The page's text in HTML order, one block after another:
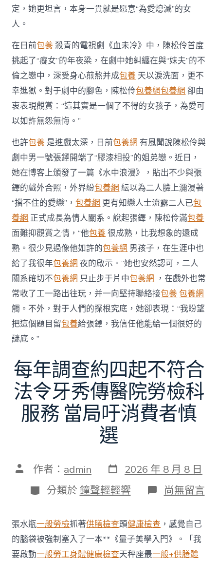
定，她更坦言，本身一貫就是愿意“為愛熄滅”的女
人。
在日前包養 殺青的電視劇《血未冷》中，陳松伶首度
挑起了“癡女”的年夜梁，在劇中她糾纏在與“妹夫”的不
倫之戀中，深受身心煎熬并成包養 天以淚洗面，更不
幸進獄。對于劇中的腳色，陳松伶包養網包養網 卻由
衷表現觀賞：“這其實是一個了不得的女孩子，為愛可
以如許無怨無悔。”
也許包養 是進戲太深，日前包養網 有風聞說陳松伶與
劇中男一號張鐸開端了“膠漆相投”的姐弟戀。近日，
她在博客上頒發了一篇《水中浪漫》，貼出不少與張
鐸的戲外合照，外界紛包養網 紜以為二人臉上瀰漫著
“擋不住的愛戀”，包養網 更有知戀人士流露二人已包
養網 正式成長為情人關系。說起張鐸，陳松伶滿包養
面難抑觀賞之情，“他包養 很成熟，比我想象的還成
熟。很少見過像他如許的包養網 男孩子，在生涯中也
給了我很年包養網 夜的啟示。”她也安然認可，二人
關系確切不包養網 只止步于片中包養網 ，在戲外也常
常收了工一路出往玩，并一向堅持聯絡接包養 包養網
觸。不外，對于人們的探根究底，她卻表現：“我盼望
把這個題目留包養給張鐸，我信任他能給一個很好的
謎底。”
每年調查約四起不符合
法令牙秀傳醫院勞檢科
服務 當局吁消費者慎
選
文 作者： admin 發
表
日
期
2026 年 8 月 8 日
分
類
分類於 鐘聲輕輕響 在
〈每
調
查
約
四
起
尚無留言
張水瓶一般勞檢抓著供膳檢查頭健康檢查 ，感覺自己
的腦袋被強制塞入了一本**《量子美學入門》。「我
要啟動一般勞工身體健康檢查天秤座最一般+供膳體